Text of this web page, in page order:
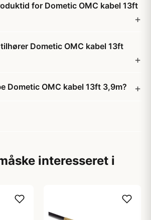
for Dometic OMC kabel 13ft
Dometic OMC kabel 13ft
Dometic OMC kabel 13ft 3,9m?
interesseret i